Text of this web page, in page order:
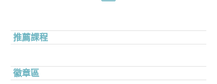
推薦課程
徽章區